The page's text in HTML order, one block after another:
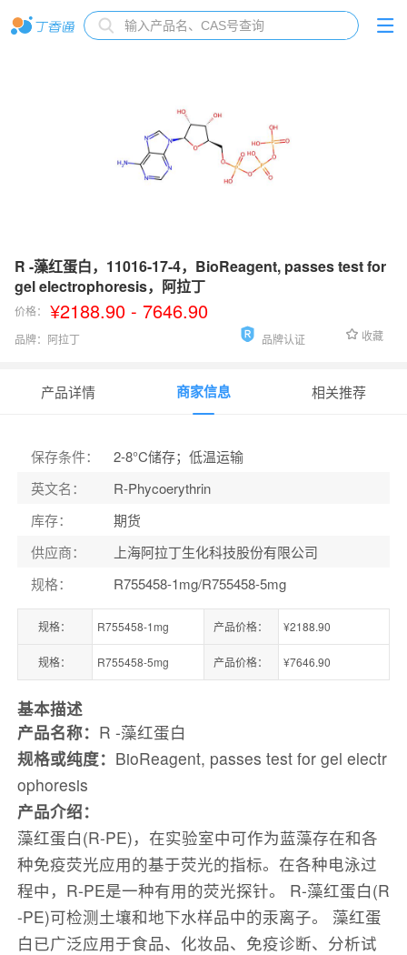
R -藻红蛋白，11016-17-4，BioReagent, passes test for
gel electrophoresis，阿拉丁
价格： ¥2188.90 - 7646.90
品牌： 阿拉丁 品牌认证 收藏
产品详情 商家信息 相关推荐
保存条件：
2-8°C储存；低温运输
英文名：
R-Phycoerythrin
库存：
期货
供应商：
上海阿拉丁生化科技股份有限公司
规格： R755458-1mg/R755458-5mg
规格： R755458-1mg 产品价格： ¥2188.90
规格： R755458-5mg 产品价格： ¥7646.90
基本描述
产品名称： R -藻红蛋白
规格或纯度： BioReagent, passes test for gel electr
ophoresis
产品介绍：
藻红蛋白(R-PE)，在实验室中可作为蓝藻存在和各
种免疫荧光应用的基于荧光的指标。在各种电泳过
程中，R-PE是一种有用的荧光探针。 R-藻红蛋白(R
-PE)可检测土壤和地下水样品中的汞离子。 藻红蛋
白已广泛应用于食品、化妆品、免疫诊断、分析试